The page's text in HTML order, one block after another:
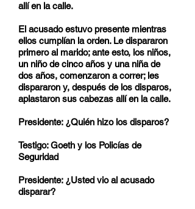
allí en la calle.
El acusado estuvo presente mientras
ellos cumplían la orden. Le dispararon
primero al marido; ante esto, los niños,
un niño de cinco años y una niña de
dos años, comenzaron a correr; les
dispararon y, después de los disparos,
aplastaron sus cabezas allí en la calle.
Presidente: ¿Quién hizo los disparos?
Testigo: Goeth y los Policías de
Seguridad
Presidente: ¿Usted vio al acusado
disparar?